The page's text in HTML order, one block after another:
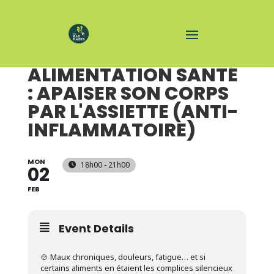
ALIMENTATION SANTÉ
: APAISER SON CORPS
PAR L'ASSIETTE (ANTI-
INFLAMMATOIRE)
MON
02
FEB
18h00 - 21h00
Event Details
🍲 Maux chroniques, douleurs, fatigue… et si
certains aliments en étaient les complices silencieux